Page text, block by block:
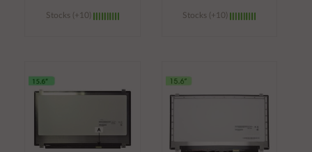
Stocks (+10) Stocks (+10)